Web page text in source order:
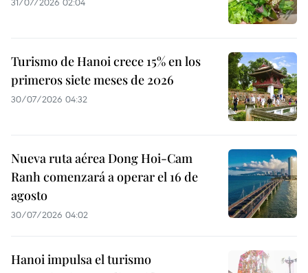
Turismo de Hanoi crece 15% en los
primeros siete meses de 2026
30/07/2026 04:32
Nueva ruta aérea Dong Hoi-Cam
Ranh comenzará a operar el 16 de
agosto
30/07/2026 04:02
Hanoi impulsa el turismo